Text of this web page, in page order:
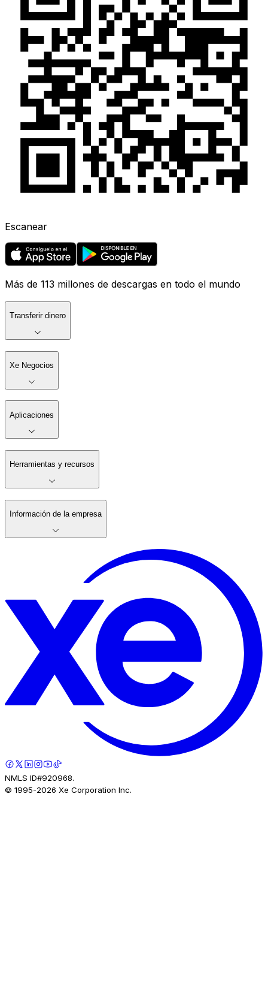
Escanear
Más de 113 millones de descargas en todo el mundo
Transferir dinero
Xe Negocios
Aplicaciones
Herramientas y recursos
Información de la empresa
NMLS ID#920968.
© 1995-2026 Xe Corporation Inc.